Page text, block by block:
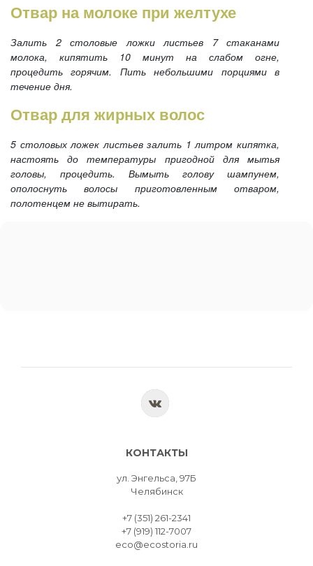
Отвар на молоке при желтухе
Залить 2 столовые ложки листьев 7 стаканами
молока, кипятить 10 минут на слабом огне,
процедить горячим. Пить небольшими порциями в
течение дня.
Отвар для жирных волос
5 столовых ложек листьев залить 1 литром кипятка,
настоять до температуры пригодной для мытья
головы, процедить. Вымыть голову шампунем,
ополоснуть волосы приготовленным отваром,
полотенцем не вытирать.
КОНТАКТЫ
ул. Энгельса, 97Б
Челябинск
+7 (351) 261-2341
+7 (919) 112-7007
eco@ecostoria.ru